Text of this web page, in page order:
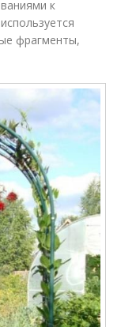
к
фрагменты,